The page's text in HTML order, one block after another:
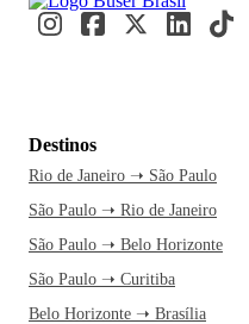
Destinos
Rio de Janeiro ➝ São Paulo
São Paulo ➝ Rio de Janeiro
São Paulo ➝ Belo Horizonte
São Paulo ➝ Curitiba
Belo Horizonte ➝ Brasília